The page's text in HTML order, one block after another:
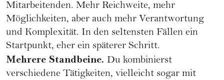
Mitarbeitenden. Mehr Reichweite, mehr
Möglichkeiten, aber auch mehr Verantwortung
und Komplexität. In den seltensten Fällen ein
Startpunkt, eher ein späterer Schritt.
Mehrere Standbeine. Du kombinierst
verschiedene Tätigkeiten, vielleicht sogar mit